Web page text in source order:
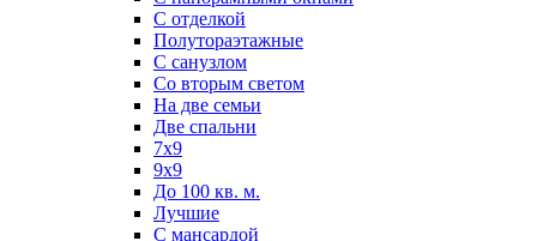
С отделкой
Полутораэтажные
С санузлом
Со вторым светом
На две семьи
Две спальни
7х9
9х9
До 100 кв. м.
Лучшие
С мансардой